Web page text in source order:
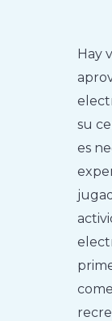
Hay
su
es